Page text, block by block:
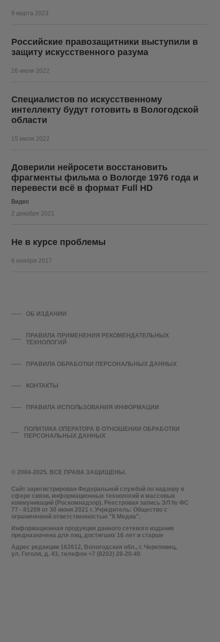
9 марта 2023
Российские правозащитники выступили в
защиту искусственного разума
26 июля 2022
Специалистов по искусственному
интеллекту будут готовить в Вологодской
области
15 июля 2022
Доверили нейросети восстановить
фрагменты фильма о Вологде 1976 года и
перевести всё в формат Full HD
Видео
2 декабря 2021
Не в курсе проблемы
6 ноября 2017
© 2004-2025. ВСЕ ПРАВА ЗАЩИЩЕНЫ.
Сайт зарегистрирован Федеральной службой по надзору в
сфере связи, информационных технологий и массовых
коммуникаций (Роскомнадзор). Реестровая запись ЭЛ № ФС
77 - 81209 от 30 июня 2021 г. Учредитель: Общество с
ограниченной ответственностью "К Медиа".
Информационная продукция данного сетевого издания
предназначена для лиц, достигших 16 лет и старше
Адрес редакции 162612, Вологодская обл., г. Череповец,
ул. Гоголя, д. 43, телефон +7 (8202) 28-20-40
ОБ ИЗДАНИИ
ПРАВИЛА ПРИМЕНЕНИЯ РЕКОМЕНДАТЕЛЬНЫХ
ТЕХНОЛОГИЙ
ПРАВИЛА ОБРАБОТКИ ПЕРСОНАЛЬНЫХ ДАННЫХ
КОНТАКТЫ
ПРАВИЛА ИСПОЛЬЗОВАНИЯ ИНФОРМАЦИИ
ПОЛИТИКА ОПЕРАТОРА В ОТНОШЕНИИ ОБРАБОТКИ
ПЕРСОНАЛЬНЫХ ДАННЫХ